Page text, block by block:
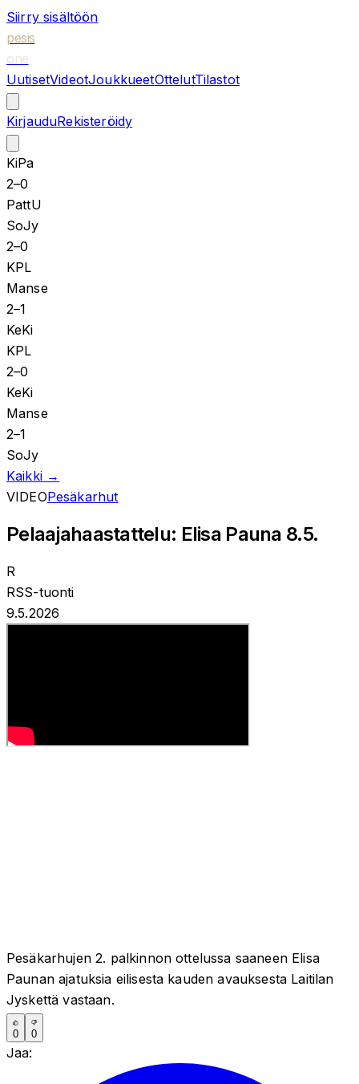
Siirry sisältöön
pesis
one
UutisetVideotJoukkueetOttelutTilastot
KirjauduRekisteröidy
KiPa
2–0
PattU
SoJy
2–0
KPL
Manse
2–1
KeKi
KPL
2–0
KeKi
Manse
2–1
SoJy
Kaikki →
VIDEOPesäkarhut
Pelaajahaastattelu: Elisa Pauna 8.5.
R
RSS-tuonti
9.5.2026
Pesäkarhujen 2. palkinnon ottelussa saaneen Elisa
Paunan ajatuksia eilisesta kauden avauksesta Laitilan
Jyskettä vastaan.
0 0
Jaa: